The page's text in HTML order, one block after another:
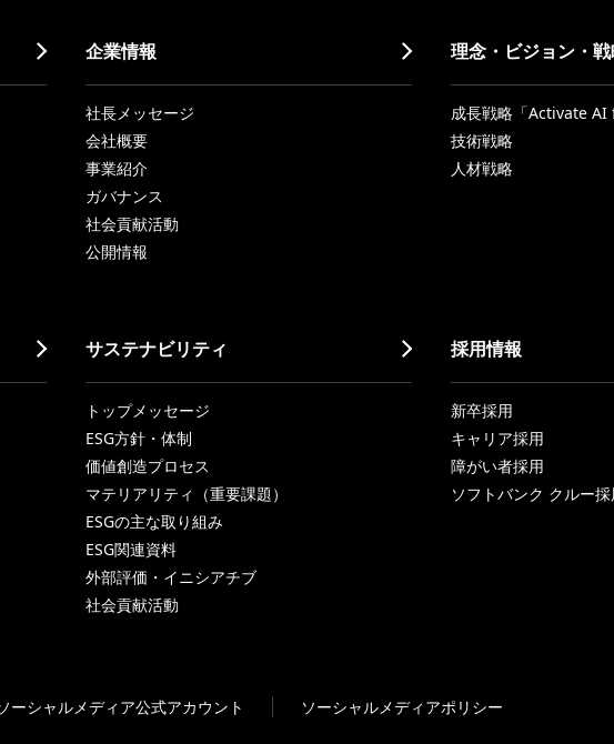
企業情報
社長メッセージ
会社概要
事業紹介
ガバナンス
社会貢献活動
公開情報
理念・ビジョン・
成長戦略「Activate AI
技術戦略
人材戦略
サステナビリティ
トップメッセージ
ESG方針・体制
価値創造プロセス
マテリアリティ（重要課題）
ESGの主な取り組み
ESG関連資料
外部評価・イニシアチブ
社会貢献活動
採用情報
新卒採用
キャリア採用
障がい者採用
ソフトバンク クルー採
ーシャルメディア公式アカウント ソーシャルメディアポリシー